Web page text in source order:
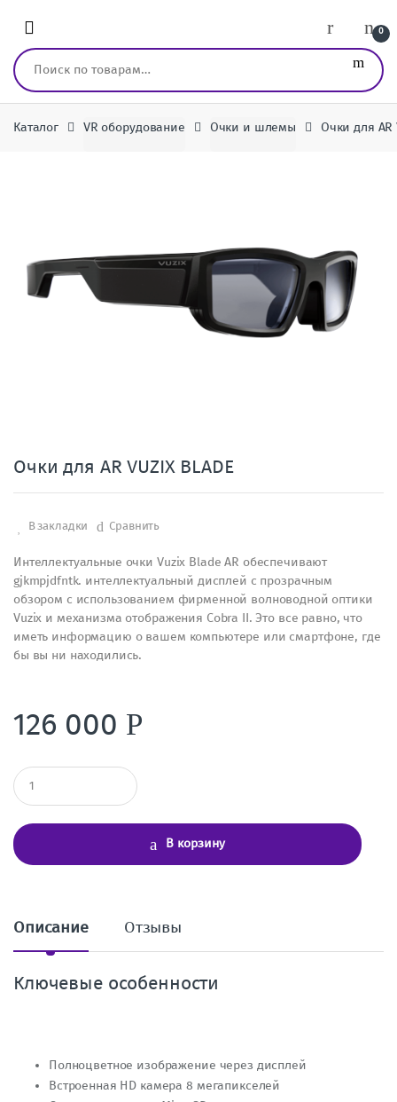
0
Искать:
Каталог VR оборудование Очки и шлемы Очки для AR
Очки для AR VUZIX BLADE
В закладки Сравнить
Интеллектуальные очки Vuzix Blade AR обеспечивают
gjkmpjdfntk. интеллектуальный дисплей с прозрачным
обзором с использованием фирменной волноводной оптики
Vuzix и механизма отображения Cobra II. Это все равно, что
иметь информацию о вашем компьютере или смартфоне, где
бы вы ни находились.
126 000 Р
К
о
ч
е
В корзину
Описание Отзывы
Ключевые особенности
Полноцветное изображение через дисплей
Встроенная HD камера 8 мегапикселей